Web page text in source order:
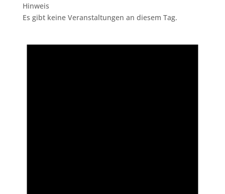
Hinweis
Es gibt keine Veranstaltungen an diesem Tag.